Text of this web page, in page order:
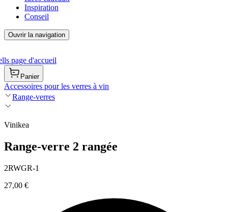
Inspiration
Conseil
Ouvrir la navigation
page d'accueil
Panier
Accessoires pour les verres à vin
Range-verres
Vinikea
Range-verre 2 rangée
2RWGR-1
27,00 €